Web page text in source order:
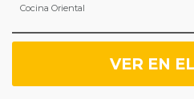
Cocina Oriental
VER EN